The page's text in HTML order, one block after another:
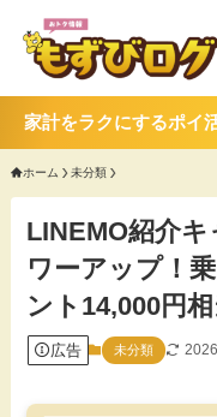
家計をラクにするポイ
ホーム 未分類
LINEMO紹介
ワーアップ！
ント14,000円
広告 未分類